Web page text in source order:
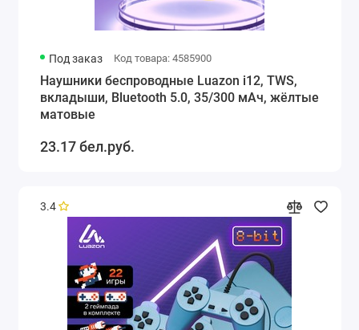
Под заказ Код товара: 4585900
Наушники беспроводные Luazon i12, TWS,
вкладыши, Bluetooth 5.0, 35/300 мАч, жёлтые
матовые
23.17 бел.руб.
3.4